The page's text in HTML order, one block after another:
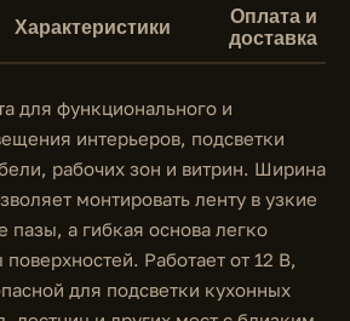
Характеристики
Оплата и
доставка
для функционального и
интерьеров, подсветки
рабочих зон и витрин. Ширина
монтировать ленту в узкие
пазы, а гибкая основа легко
Работает от 12 В,
для подсветки кухонных